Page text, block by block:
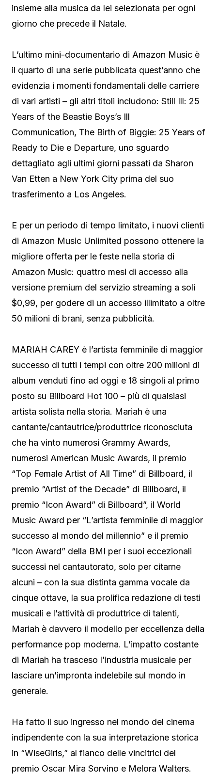
insieme alla musica da lei selezionata per ogni
giorno che precede il Natale.
L’ultimo mini-documentario di Amazon Music è
il quarto di una serie pubblicata quest’anno che
evidenzia i momenti fondamentali delle carriere
di vari artisti – gli altri titoli includono: Still Ill: 25
Years of the Beastie Boys’s Ill
Communication, The Birth of Biggie: 25 Years of
Ready to Die e Departure, uno sguardo
dettagliato agli ultimi giorni passati da Sharon
Van Etten a New York City prima del suo
trasferimento a Los Angeles.
E per un periodo di tempo limitato, i nuovi clienti
di Amazon Music Unlimited possono ottenere la
migliore offerta per le feste nella storia di
Amazon Music: quattro mesi di accesso alla
versione premium del servizio streaming a soli
$0,99, per godere di un accesso illimitato a oltre
50 milioni di brani, senza pubblicità.
MARIAH CAREY è l’artista femminile di maggior
successo di tutti i tempi con oltre 200 milioni di
album venduti fino ad oggi e 18 singoli al primo
posto su Billboard Hot 100 – più di qualsiasi
artista solista nella storia. Mariah è una
cantante/cantautrice/produttrice riconosciuta
che ha vinto numerosi Grammy Awards,
numerosi American Music Awards, il premio
“Top Female Artist of All Time” di Billboard, il
premio “Artist of the Decade” di Billboard, il
premio “Icon Award” di Billboard”, il World
Music Award per “L’artista femminile di maggior
successo al mondo del millennio” e il premio
“Icon Award” della BMI per i suoi eccezionali
successi nel cantautorato, solo per citarne
alcuni – con la sua distinta gamma vocale da
cinque ottave, la sua prolifica redazione di testi
musicali e l’attività di produttrice di talenti,
Mariah è davvero il modello per eccellenza della
performance pop moderna. L’impatto costante
di Mariah ha trasceso l’industria musicale per
lasciare un’impronta indelebile sul mondo in
generale.
Ha fatto il suo ingresso nel mondo del cinema
indipendente con la sua interpretazione storica
in “WiseGirls,” al fianco delle vincitrici del
premio Oscar Mira Sorvino e Melora Walters.